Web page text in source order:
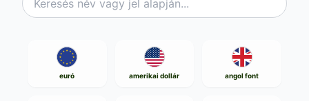
euró amerikai dollár angol font